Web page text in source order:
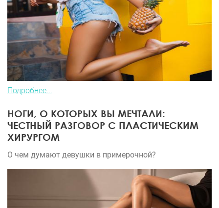
Подробнее...
НОГИ, О КОТОРЫХ ВЫ МЕЧТАЛИ:
ЧЕСТНЫЙ РАЗГОВОР С ПЛАСТИЧЕСКИМ
ХИРУРГОМ
О чем думают девушки в примерочной?